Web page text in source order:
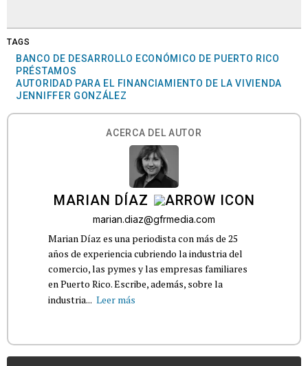
TAGS
BANCO DE DESARROLLO ECONÓMICO DE PUERTO RICO
PRÉSTAMOS
AUTORIDAD PARA EL FINANCIAMIENTO DE LA VIVIENDA
JENNIFFER GONZÁLEZ
ACERCA DEL AUTOR
MARIAN DÍAZ
marian.diaz@gfrmedia.com
Marian Díaz es una periodista con más de 25
años de experiencia cubriendo la industria del
comercio, las pymes y las empresas familiares
en Puerto Rico. Escribe, además, sobre la
industria... Leer más